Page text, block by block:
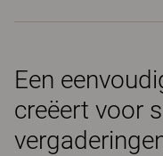
Een
creëert voor